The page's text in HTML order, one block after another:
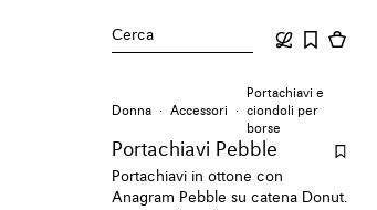
Cerca
Donna Accessori
Portachiavi e
ciondoli per
borse
Portachiavi Pebble
Portachiavi in ottone con
Anagram Pebble su catena Donut.